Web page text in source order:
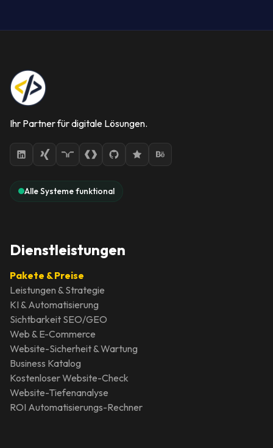
Ihr Partner für digitale Lösungen.
Alle Systeme funktional
Dienstleistungen
Pakete & Preise
Leistungen & Strategie
KI & Automatisierung
Sichtbarkeit SEO/GEO
Web & E-Commerce
Website-Sicherheit & Wartung
Business Katalog
Kostenloser Website-Check
Website-Tiefenanalyse
ROI Automatisierungs-Rechner